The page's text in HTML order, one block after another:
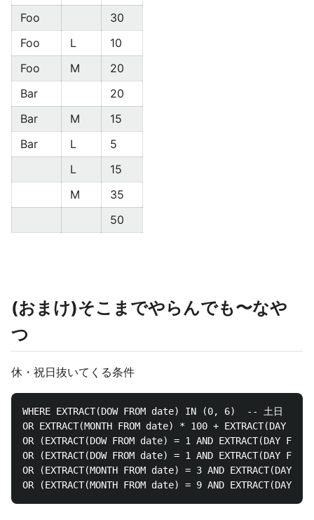
Foo
30
Foo
L
10
Foo
M
20
Bar
20
Bar
M
15
Bar
L
5
L
15
M
35
50
(おまけ)そこまでやらんでも〜なや
つ
休・祝日抜いてくる条件
WHERE EXTRACT(DOW FROM date) IN (0, 6)  -- 土日
OR EXTRACT(MONTH FROM date) * 100 +
OR (EXTRACT(DOW FROM date) = 1 AND EXTRACT(DAY
OR (EXTRACT(DOW FROM date) = 1 AND EXTRACT(DAY
OR (EXTRACT(MONTH FROM date) = 3 AND